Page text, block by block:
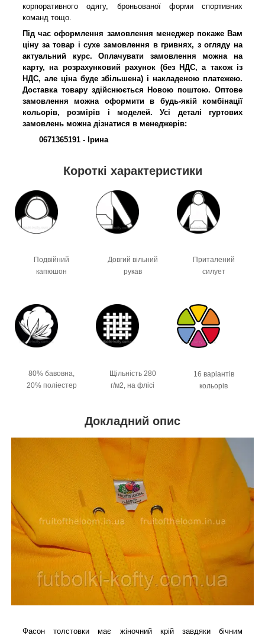
корпоративного одягу, броньованої форми спортивних
команд тощо.
Під час оформлення замовлення менеджер покаже Вам
ціну за товар і сухе замовлення в гривнях, з огляду на
актуальний курс. Оплачувати замовлення можна на
карту, на розрахунковий рахунок (без НДС, а також із
НДС, але ціна буде збільшена) і накладеною платежею.
Доставка товару здійснюється Новою поштою. Оптове
замовлення можна оформити в будь-якій комбінації
кольорів, розмірів і моделей. Усі деталі гуртових
замовлень можна дізнатися в менеджерів:
0671365191 - Ірина
Короткі характеристики
Подвійний
капюшон
Довгий вільний
рукав
Приталений
силует
80% бавовна,
20% поліестер
Щільність 280
г/м2, на флісі
16 варіантів
кольорів
Докладний опис
Фасон толстовки має жіночний крій завдяки бічним